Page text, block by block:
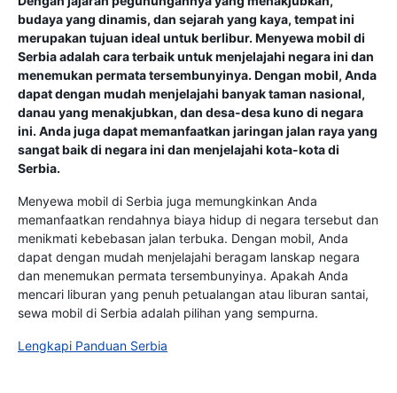
budaya yang dinamis, dan sejarah yang kaya, tempat ini
merupakan tujuan ideal untuk berlibur. Menyewa mobil di
Serbia adalah cara terbaik untuk menjelajahi negara ini dan
menemukan permata tersembunyinya. Dengan mobil, Anda
dapat dengan mudah menjelajahi banyak taman nasional,
danau yang menakjubkan, dan desa-desa kuno di negara
ini. Anda juga dapat memanfaatkan jaringan jalan raya yang
sangat baik di negara ini dan menjelajahi kota-kota di
Serbia.
Menyewa mobil di Serbia juga memungkinkan Anda
memanfaatkan rendahnya biaya hidup di negara tersebut dan
menikmati kebebasan jalan terbuka. Dengan mobil, Anda
dapat dengan mudah menjelajahi beragam lanskap negara
dan menemukan permata tersembunyinya. Apakah Anda
mencari liburan yang penuh petualangan atau liburan santai,
sewa mobil di Serbia adalah pilihan yang sempurna.
Lengkapi Panduan Serbia